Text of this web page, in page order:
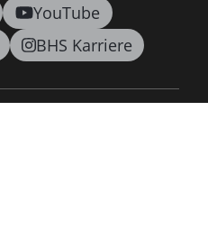
YouTube
BHS Karriere